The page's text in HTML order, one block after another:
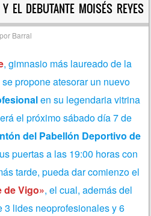
EL DEBUTANTE MOISÉS REYES
por Barral
, gimnasio más laureado de la
propone atesorar un nuevo
en su legendaria vitrina
el próximo sábado día 7 de
del Pabellón Deportivo de
puertas a las 19:00 horas con
tarde, pueda dar comienzo el
de Vigo», el cual, además del
3 lides neoprofesionales y 6